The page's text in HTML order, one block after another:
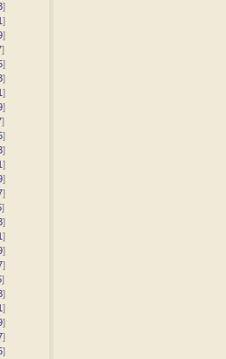
]
]
]
]
]
]
]
]
]
]
]
]
]
]
]
]
]
]
]
]
]
]
]
]
]